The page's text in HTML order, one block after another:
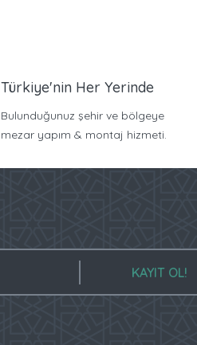
Türkiye'nin Her Yerinde
Bulunduğunuz şehir ve bölgeye
mezar yapım & montaj hizmeti.
KAYIT OL!